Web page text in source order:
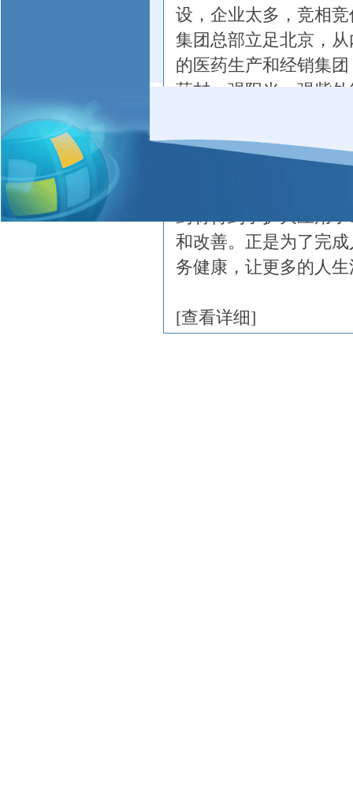
设，企业太多，竞相
集团总部立足北京，
的医药生产和经销集
药材，强阳光，强紫
势不断博采众多少数
一帜。经过二十余年
药材得到了扩大应用
和改善。正是为了完
务健康，让更多的人
[查看详细]